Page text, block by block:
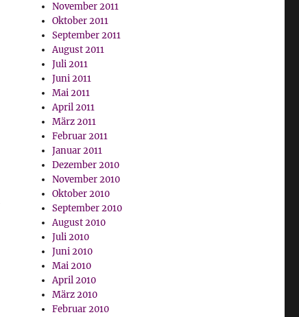
November 2011
Oktober 2011
September 2011
August 2011
Juli 2011
Juni 2011
Mai 2011
April 2011
März 2011
Februar 2011
Januar 2011
Dezember 2010
November 2010
Oktober 2010
September 2010
August 2010
Juli 2010
Juni 2010
Mai 2010
April 2010
März 2010
Februar 2010